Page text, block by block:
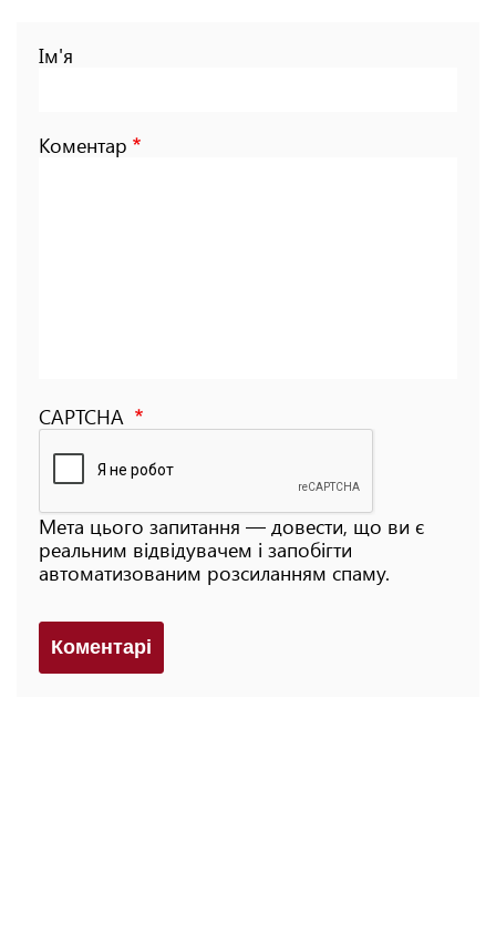
Ім'я
Коментар
CAPTCHA
Мета цього запитання — довести, що ви є
реальним відвідувачем і запобігти
автоматизованим розсиланням спаму.
Коментарi